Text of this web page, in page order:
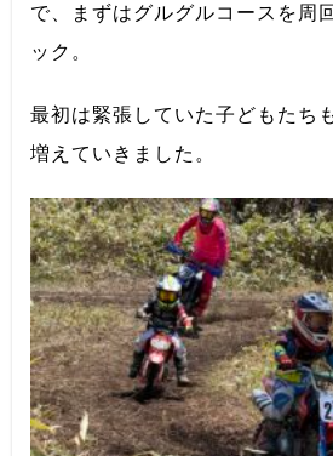
で、まずはグルグルコースを周
ック。
最初は緊張していた子どもたち
増えていきました。